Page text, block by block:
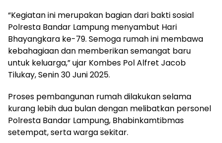
“Kegiatan ini merupakan bagian dari bakti sosial
Polresta Bandar Lampung menyambut Hari
Bhayangkara ke-79. Semoga rumah ini membawa
kebahagiaan dan memberikan semangat baru
untuk keluarga,” ujar Kombes Pol Alfret Jacob
Tilukay, Senin 30 Juni 2025.
Proses pembangunan rumah dilakukan selama
kurang lebih dua bulan dengan melibatkan personel
Polresta Bandar Lampung, Bhabinkamtibmas
setempat, serta warga sekitar.